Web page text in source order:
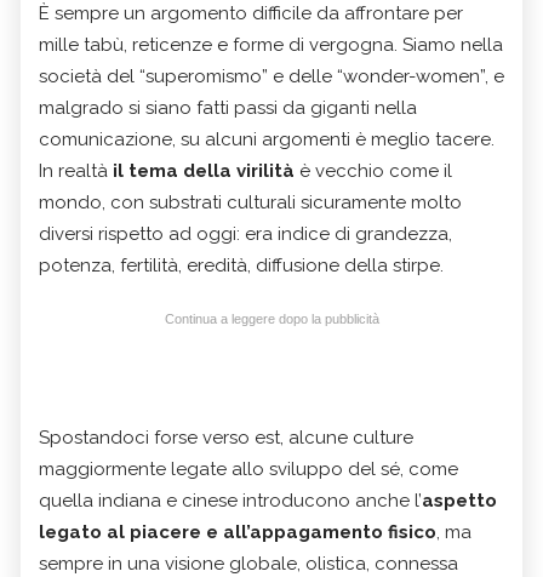
È sempre un argomento difficile da affrontare per
mille tabù, reticenze e forme di vergogna. Siamo nella
società del “superomismo” e delle “wonder-women”, e
malgrado si siano fatti passi da giganti nella
comunicazione, su alcuni argomenti è meglio tacere.
In realtà il tema della virilità è vecchio come il
mondo, con substrati culturali sicuramente molto
diversi rispetto ad oggi: era indice di grandezza,
potenza, fertilità, eredità, diffusione della stirpe.
Continua a leggere dopo la pubblicità
Spostandoci forse verso est, alcune culture
maggiormente legate allo sviluppo del sé, come
quella indiana e cinese introducono anche l’aspetto
legato al piacere e all’appagamento fisico, ma
sempre in una visione globale, olistica, connessa